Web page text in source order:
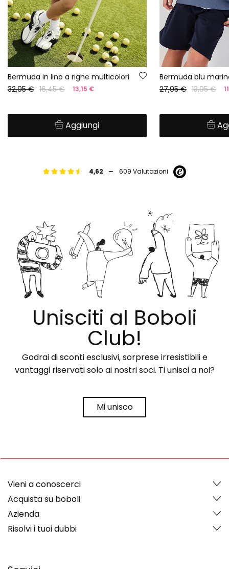
Bermuda in lino a righe multicolori
32,95 € 16,45 € 13,15 €
Aggiungi
Bermuda blu
27,95 € 13,95 €
4,62 - 609 Valutazioni
Unisciti al Boboli
Club!
Godrai di sconti esclusivi, sorprese irresistibili e
vantaggi riservati solo ai nostri soci. Ti unisci a noi?
Mi unisco
Vieni a conoscerci
Acquista su boboli
Azienda
Risolvi i tuoi dubbi